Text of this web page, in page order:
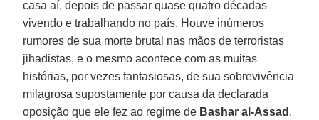
casa aí, depois de passar quase quatro décadas
vivendo e trabalhando no país. Houve inúmeros
rumores de sua morte brutal nas mãos de terroristas
jihadistas, e o mesmo acontece com as muitas
histórias, por vezes fantasiosas, de sua sobrevivência
milagrosa supostamente por causa da declarada
oposição que ele fez ao regime de Bashar al-Assad .